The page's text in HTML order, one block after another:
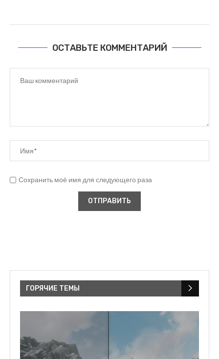
ОСТАВЬТЕ КОММЕНТАРИЙ
Сохранить моё имя для следующего раза
ГОРЯЧИЕ ТЕМЫ